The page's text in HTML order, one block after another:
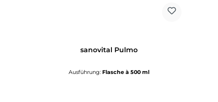
sanovital Pulmo
Ausführung: Flasche à 500 ml